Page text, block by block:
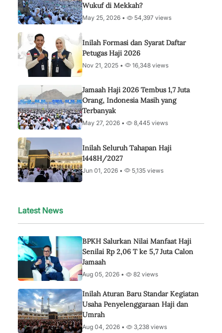
Wukuf di Mekkah?
May 25, 2026 • 54,397 views
Inilah Formasi dan Syarat Daftar
Petugas Haji 2026
Nov 21, 2025 • 16,348 views
Jamaah Haji 2026 Tembus 1,7 Juta
Orang, Indonesia Masih yang
Terbanyak
May 27, 2026 • 8,445 views
Inilah Seluruh Tahapan Haji
1448H/2027
Jun 01, 2026 • 5,135 views
Latest News
BPKH Salurkan Nilai Manfaat Haji
Senilai Rp 2,06 T ke 5,7 Juta Calon
Jamaah
Aug 05, 2026 • 82 views
Inilah Aturan Baru Standar Kegiatan
Usaha Penyelenggaraan Haji dan
Umrah
Aug 04, 2026 • 3,238 views